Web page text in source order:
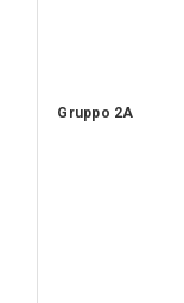
Gruppo 2A